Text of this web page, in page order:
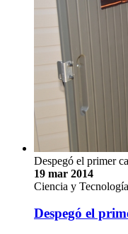
Despegó el primer
19 mar 2014
Ciencia y Tecnología
Despegó el